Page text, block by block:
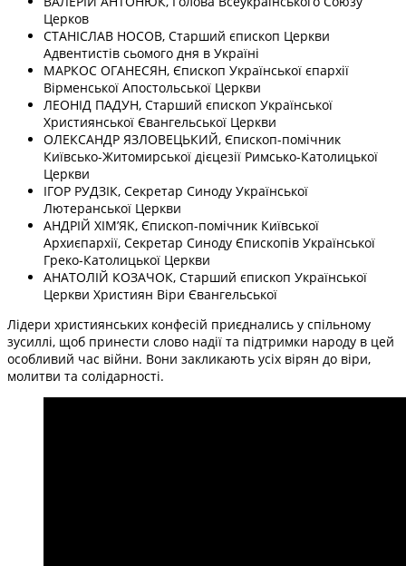
Церков
СТАНІСЛАВ НОСОВ, Старший єпископ Церкви
Адвентистів сьомого дня в Україні
МАРКОС ОГАНЕСЯН, Єпископ Української єпархії
Вірменської Апостольської Церкви
ЛЕОНІД ПАДУН, Старший єпископ Української
Християнської Євангельської Церкви
ОЛЕКСАНДР ЯЗЛОВЕЦЬКИЙ, Єпископ-помічник
Київсько-Житомирської дієцезії Римсько-Католицької
Церкви
ІГОР РУДЗІК, Секретар Синоду Української
Лютеранської Церкви
АНДРІЙ ХІМʼЯК, Єпископ-помічник Київської
Архиєпархії, Секретар Синоду Єпископів Української
Греко-Католицької Церкви
АНАТОЛІЙ КОЗАЧОК, Старший єпископ Української
Церкви Християн Віри Євангельської
Лідери християнських конфесій приєднались у спільному
зусиллі, щоб принести слово надії та підтримки народу в цей
особливий час війни. Вони закликають усіх вірян до віри,
молитви та солідарності.